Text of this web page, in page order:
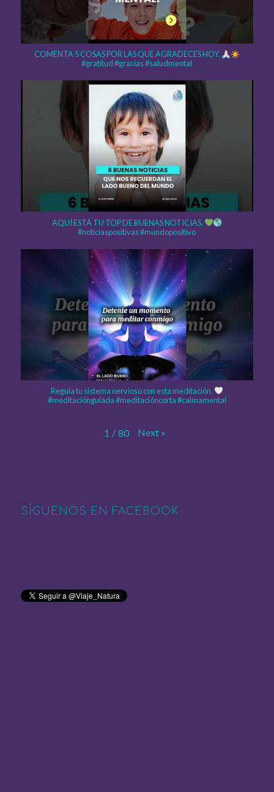
COMENTA 5 COSAS POR LAS QUE AGRADECES HOY.
#gratitud #gracias #saludmental
AQUÍ ESTÁ TU TOP DE BUENAS NOTICIAS.
#noticiaspositivas #mundopositivo
Regula tu sistema nervioso con esta meditación.
#meditaciónguiada #meditacióncorta #calmamental
1 / 80 Next »
SÍGUENOS EN FACEBOOK